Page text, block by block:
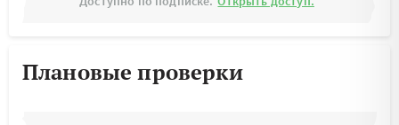
Плановые проверки